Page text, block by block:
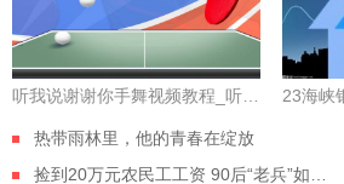
热带雨林里，他的青春在绽放